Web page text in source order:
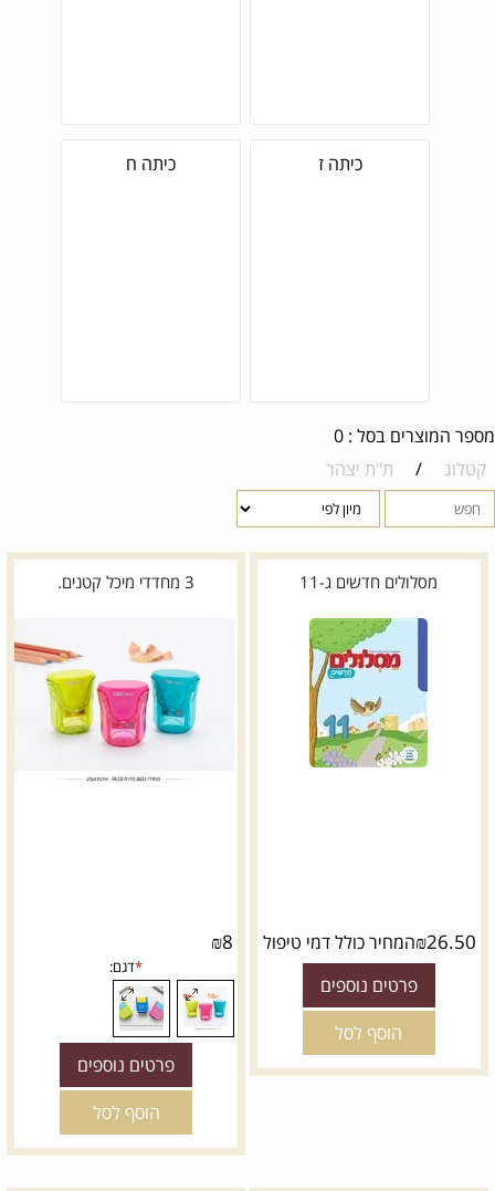
כיתה ז כיתה ח
מספר המוצרים בסל : 0
קטלוג
/ ת"ת יצהר
מסלולים חדשים ג-11
₪26.50 המחיר כולל דמי טיפול
פרטים נוספים
הוסף לסל
3 מחדדי מיכל קטנים.
₪8
פרטים נוספים
הוסף לסל